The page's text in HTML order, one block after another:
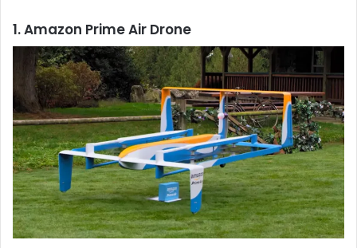
1. Amazon Prime Air Drone